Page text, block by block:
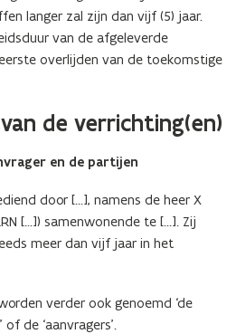
langer zal zijn dan vijf (5) jaar.
van de afgeleverde
overlijden van de toekomstige
de verrichting(en)
en de partijen
door […], namens de heer X
[…]) samenwonende te […]. Zij
meer dan vijf jaar in het
verder ook genoemd ‘de
de ‘aanvragers’.